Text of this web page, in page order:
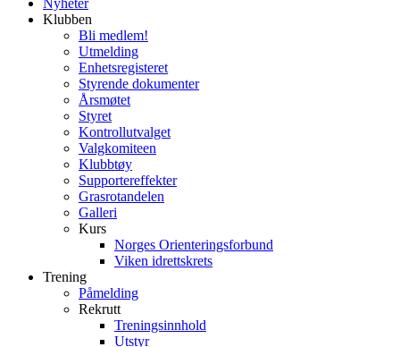
Nyheter
Klubben
Bli medlem!
Utmelding
Enhetsregisteret
Styrende dokumenter
Årsmøtet
Styret
Kontrollutvalget
Valgkomiteen
Klubbtøy
Supportereffekter
Grasrotandelen
Galleri
Kurs
Norges Orienteringsforbund
Viken idrettskrets
Trening
Påmelding
Rekrutt
Treningsinnhold
Utstyr